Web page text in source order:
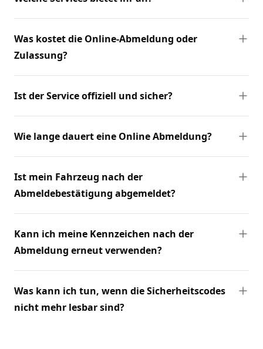
Was kostet die Online-Abmeldung oder
Zulassung?
Ist der Service offiziell und sicher?
Wie lange dauert eine Online Abmeldung?
Ist mein Fahrzeug nach der
Abmeldebestätigung abgemeldet?
Kann ich meine Kennzeichen nach der
Abmeldung erneut verwenden?
Was kann ich tun, wenn die Sicherheitscodes
nicht mehr lesbar sind?